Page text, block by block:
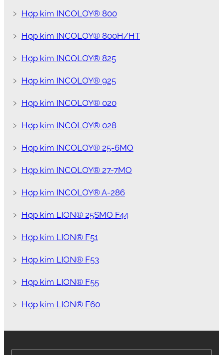
﹥ Hợp kim INCOLOY® 800
﹥ Hợp kim INCOLOY® 800H/HT
﹥ Hợp kim INCOLOY® 825
﹥ Hợp kim INCOLOY® 925
﹥ Hợp kim INCOLOY® 020
﹥ Hợp kim INCOLOY® 028
﹥ Hợp kim INCOLOY® 25-6MO
﹥ Hợp kim INCOLOY® 27-7MO
﹥ Hợp kim INCOLOY® A-286
﹥ Hợp kim LION® 25SMO F44
﹥ Hợp kim LION® F51
﹥ Hợp kim LION® F53
﹥ Hợp kim LION® F55
﹥ Hợp kim LION® F60